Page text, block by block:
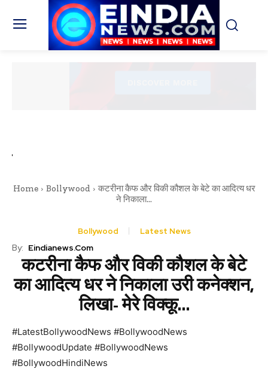
Home Bollywood
कटरीना कैफ और विकी कौशल के बेटे का आदित्य धर
ने निकाला...
Bollywood Latest News
By: Eindianews.com
कटरीना कैफ और विकी कौशल के बेटे
का आदित्य धर ने निकाला उरी कनेक्शन,
लिखा- मेरे विक्कू…
#LatestBollywoodNews #BollywoodNews
#BollywoodUpdate #BollywoodNews
#BollywoodHindiNews